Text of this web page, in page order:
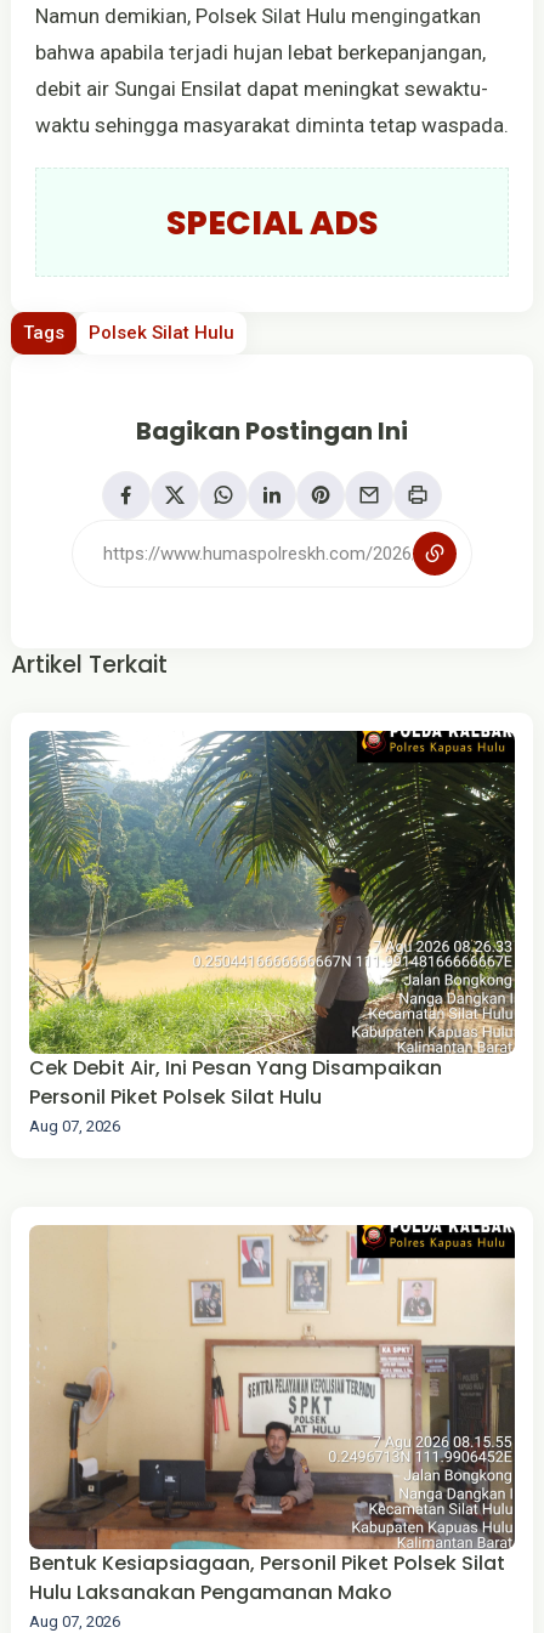
Namun demikian, Polsek Silat Hulu mengingatkan
bahwa apabila terjadi hujan lebat berkepanjangan,
debit air Sungai Ensilat dapat meningkat sewaktu-
waktu sehingga masyarakat diminta tetap waspada.
SPECIAL ADS
Tags Polsek Silat Hulu
Bagikan Postingan Ini
Artikel Terkait
Cek Debit Air, Ini Pesan Yang Disampaikan
Personil Piket Polsek Silat Hulu
Aug 07, 2026
Bentuk Kesiapsiagaan, Personil Piket Polsek Silat
Hulu Laksanakan Pengamanan Mako
Aug 07, 2026